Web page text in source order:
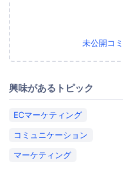
未公開コ
興味があるトピック
ECマーケティング
コミュニケーション
マーケティング